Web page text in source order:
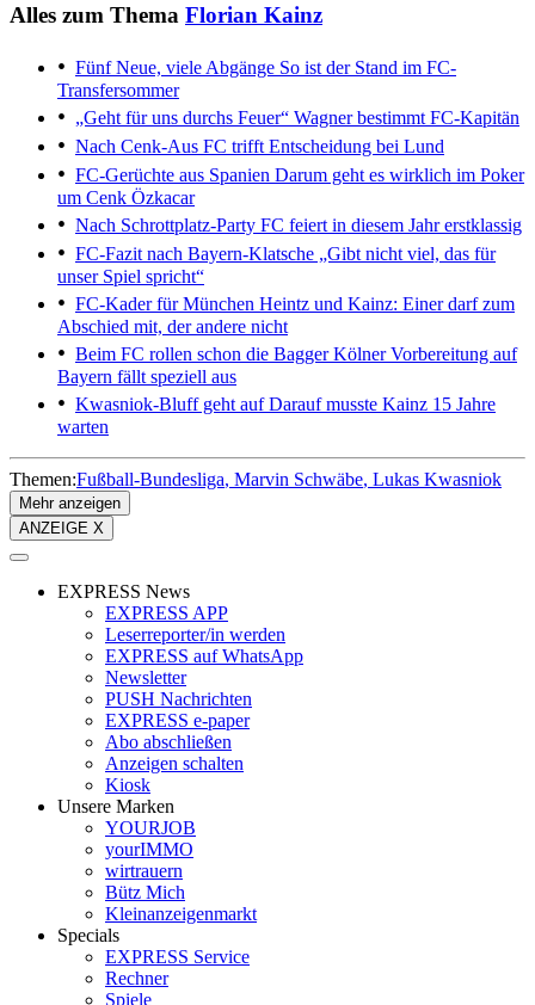
Alles zum Thema Florian Kainz
Fünf Neue, viele Abgänge So ist der Stand im FC-
Transfersommer
„Geht für uns durchs Feuer“ Wagner bestimmt FC-Kapitän
Nach Cenk-Aus FC trifft Entscheidung bei Lund
FC-Gerüchte aus Spanien Darum geht es wirklich im Poker
um Cenk Özkacar
Nach Schrottplatz-Party FC feiert in diesem Jahr erstklassig
FC-Fazit nach Bayern-Klatsche „Gibt nicht viel, das für
unser Spiel spricht“
FC-Kader für München Heintz und Kainz: Einer darf zum
Abschied mit, der andere nicht
Beim FC rollen schon die BaggerKölner Vorbereitung auf
Bayern fällt speziell aus
Kwasniok-Bluff geht aufDarauf musste Kainz 15 Jahre
warten
Themen:Fußball-Bundesliga Marvin Schwäbe Lukas Kwasniok
Mehr anzeigen
ANZEIGE X
EXPRESS News
EXPRESS APP
Leserreporter/in werden
EXPRESS auf WhatsApp
Newsletter
PUSH Nachrichten
EXPRESS e-paper
Abo abschließen
Anzeigen schalten
Kiosk
Unsere Marken
YOURJOB
yourIMMO
wirtrauern
Bütz Mich
Kleinanzeigenmarkt
Specials
EXPRESS Service
Rechner
Spiele